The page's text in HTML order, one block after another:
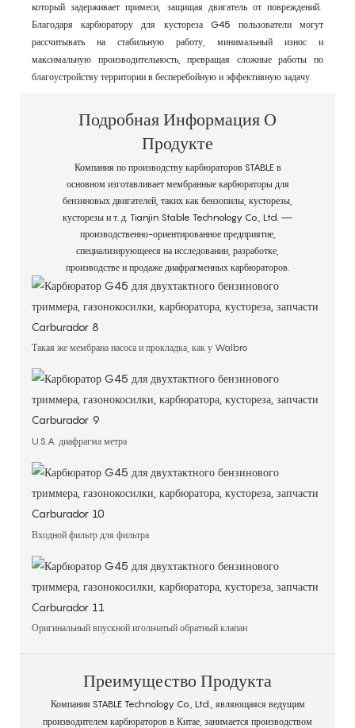
который задерживает примеси, защищая двигатель от повреждений.
Благодаря карбюратору для кустореза G45 пользователи могут
рассчитывать на стабильную работу, минимальный износ и
максимальную производительность, превращая сложные работы по
благоустройству территории в бесперебойную и эффективную задачу.
Подробная Информация О
Продукте
Компания по производству карбюраторов STABLE в
основном изготавливает мембранные карбюраторы для
бензиновых двигателей, таких как бензопилы, кусторезы,
кусторезы и т. д. Tianjin Stable Technology Co., Ltd. —
производственно-ориентированное предприятие,
специализирующееся на исследовании, разработке,
производстве и продаже диафрагменных карбюраторов.
Такая же мембрана насоса и прокладка, как у Walbro
U.S.A. диафрагма метра
Входной фильтр для фильтра
Оригинальный впускной игольчатый обратный клапан
Преимущество Продукта
Компания STABLE Technology Co., Ltd., являющаяся ведущим
производителем карбюраторов в Китае, занимается производством